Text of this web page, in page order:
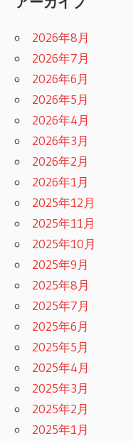
2026年8月
2026年7月
2026年6月
2026年5月
2026年4月
2026年3月
2026年2月
2026年1月
2025年12月
2025年11月
2025年10月
2025年9月
2025年8月
2025年7月
2025年6月
2025年5月
2025年4月
2025年3月
2025年2月
2025年1月